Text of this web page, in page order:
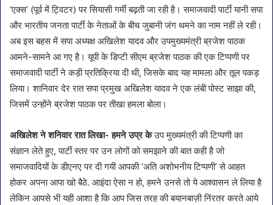
‘एक्स’ (पूर्व में ट्विटर) पर सियासी गर्मी बढ़ती जा रही है। समाजवादी पार्टी यानी सपा
और भारतीय जनता पार्टी के नेताओं के बीच जुबानी जंग थमने का नाम नहीं ले रही।
अब इस बहस में सपा अध्यक्ष अखिलेश यादव और उपमुख्यमंत्री ब्रजेश पाठक
आमने-सामने आ गए है। यूपी के डिप्टी सीएम ब्रजेश पाठक की एक टिप्पणी पर
समाजवादी पार्टी ने कड़ी प्रतिक्रिया दी थी, जिसके बाद यह मामला और तूल पकड़
लिया। शानिवार देर रात सपा प्रमुख अखिलेश यादव ने एक लंबी पोस्ट साझा की,
जिसमें उन्होंने ब्रजेश पाठक पर तीखा हमला बोला।
अखिलेश ने शनिवार रात लिखा- हमने उप्र केउप मुख्यमंत्री की टिप्पणी का
संज्ञान लेते हुए, पार्टी स्तर पर उन लोगों को समझाने की बात कही है जो
समाजवादियों के डीएनए पर दी गयी आपकी ‘अति अशोभनीय टिप्पणी’ से आहत
होकर अपना आपा खो बैठे. आइंदा ऐसा न हो, हमने उनसे तो ये आश्वासन ले लिया है
लेकिन आपसे भी यही आशा है कि आप जिस तरह की बयानबाज़ी निंरतर करते आये